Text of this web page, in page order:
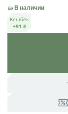
В наличии
Кешбек
+91 ₴